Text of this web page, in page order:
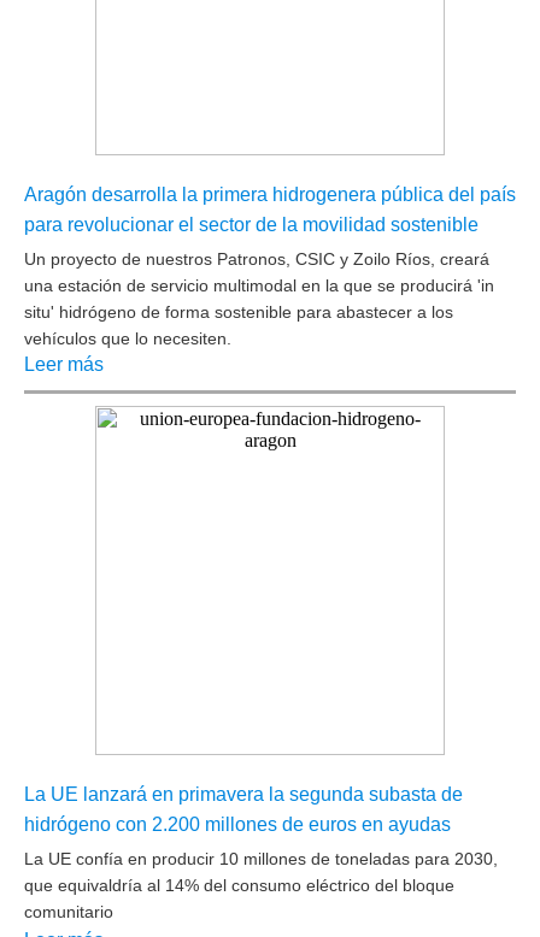
Aragón desarrolla la primera hidrogenera pública del país
para revolucionar el sector de la movilidad sostenible
Un proyecto de nuestros Patronos, CSIC y Zoilo Ríos, creará
una estación de servicio multimodal en la que se producirá 'in
situ' hidrógeno de forma sostenible para abastecer a los
vehículos que lo necesiten.
Leer más
La UE lanzará en primavera la segunda subasta de
hidrógeno con 2.200 millones de euros en ayudas
La UE confía en producir 10 millones de toneladas para 2030,
que equivaldría al 14% del consumo eléctrico del bloque
comunitario